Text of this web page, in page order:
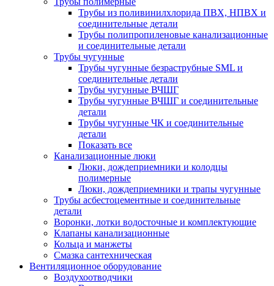
Трубы из поливинилхлорида ПВХ, НПВХ и
соединительные детали
Трубы полипропиленовые канализационные
и соединительные детали
Трубы чугунные
Трубы чугунные безраструбные SML и
соединительные детали
Трубы чугунные ВЧШГ
Трубы чугунные ВЧШГ и соединительные
детали
Трубы чугунные ЧК и соединительные
детали
Показать все
Канализационные люки
Люки, дождеприемники и колодцы
полимерные
Люки, дождеприемники и трапы чугунные
Трубы асбестоцементные и соединительные
детали
Воронки, лотки водосточные и комплектующие
Клапаны канализационные
Кольца и манжеты
Смазка сантехническая
Вентиляционное оборудование
Воздухоотводчики